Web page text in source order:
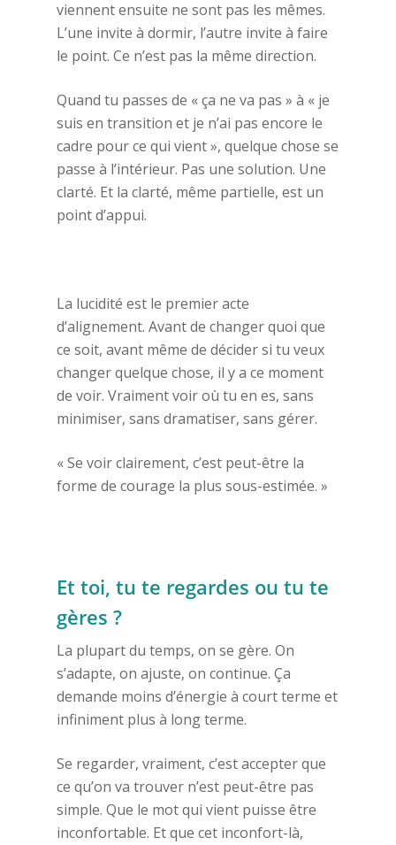
viennent ensuite ne sont pas les mêmes.
L’une invite à dormir, l’autre invite à faire
le point. Ce n’est pas la même direction.
Quand tu passes de « ça ne va pas » à « je
suis en transition et je n’ai pas encore le
cadre pour ce qui vient », quelque chose se
passe à l’intérieur. Pas une solution. Une
clarté. Et la clarté, même partielle, est un
point d’appui.
La lucidité est le premier acte
d’alignement. Avant de changer quoi que
ce soit, avant même de décider si tu veux
changer quelque chose, il y a ce moment
de voir. Vraiment voir où tu en es, sans
minimiser, sans dramatiser, sans gérer.
« Se voir clairement, c’est peut-être la
forme de courage la plus sous-estimée. »
Et toi, tu te regardes ou tu te
gères ?
La plupart du temps, on se gère. On
s’adapte, on ajuste, on continue. Ça
demande moins d’énergie à court terme et
infiniment plus à long terme.
Se regarder, vraiment, c’est accepter que
ce qu’on va trouver n’est peut-être pas
simple. Que le mot qui vient puisse être
inconfortable. Et que cet inconfort-là,